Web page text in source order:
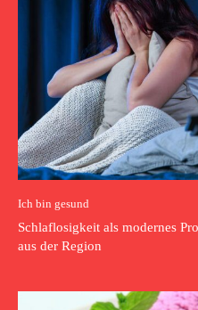
Ich bin gesund
Schlaflosigkeit als modernes
aus der Region